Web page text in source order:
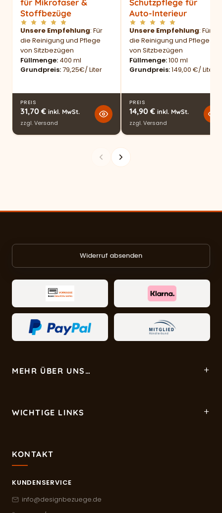
für Mikrofaser &
Stoffbezüge
Unsere Empfehlung: Für
die Reinigung und Pflege
von Sitzbezügen
Füllmenge 400 ml
Grundpreis 79,25€/ Liter
PREIS
31,70 € inkl. MwSt.
zzgl.Versand
Schutzpflege für
Auto-Interieur
Unsere Empfehlung: Für
die Reinigung und Pflege
von Sitzbezügen
Füllmenge 100 ml
Grundpreis 149,00 €/ Liter
PREIS
14,90 € inkl. MwSt.
zzgl.Versand
Widerruf absenden
MEHR ÜBER UNS…
WICHTIGE LINKS
KONTAKT
KUNDENSERVICE
info@designbezuege.de